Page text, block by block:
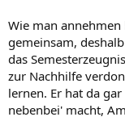
Wie man
gemeinsam,
das
zur Nachhilfe
lernen. Er hat da
nebenbei' macht,